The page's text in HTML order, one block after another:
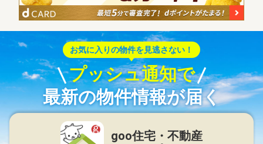
お気に入りの物件を見逃さない！
プッシュ通知で
最新の物件情報が届く
goo住宅・不動産